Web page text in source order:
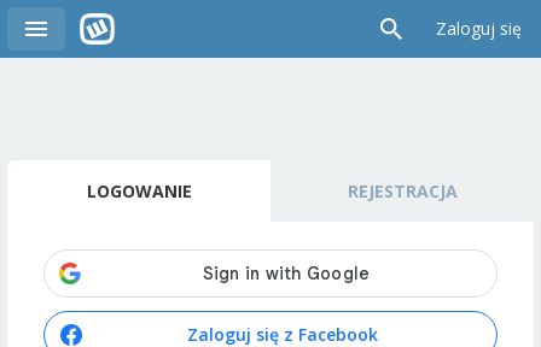
Zaloguj się
LOGOWANIE REJESTRACJA
Zaloguj się z Facebook